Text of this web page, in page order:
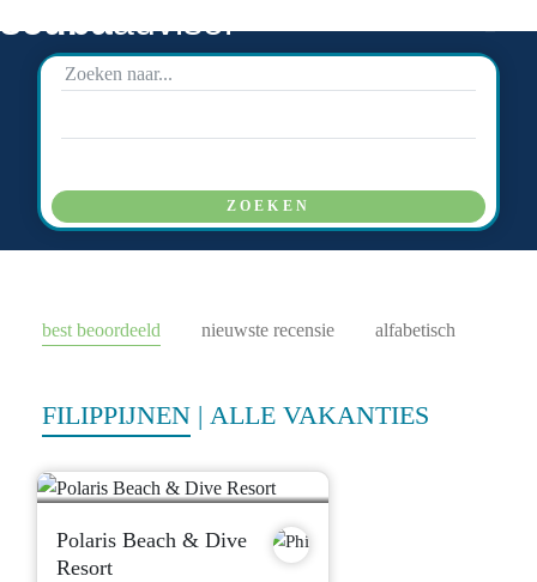
scubaadvisor
ZOEKEN
best beoordeeld nieuwste recensie alfabetisch
FILIPPIJNEN | ALLE VAKANTIES
Polaris Beach & Dive
Resort